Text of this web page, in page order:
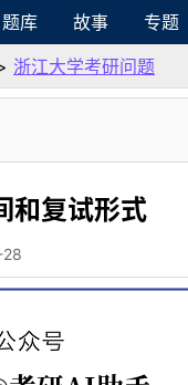
题库 故事 专题
浙江大学考研问题
和复试形式
28